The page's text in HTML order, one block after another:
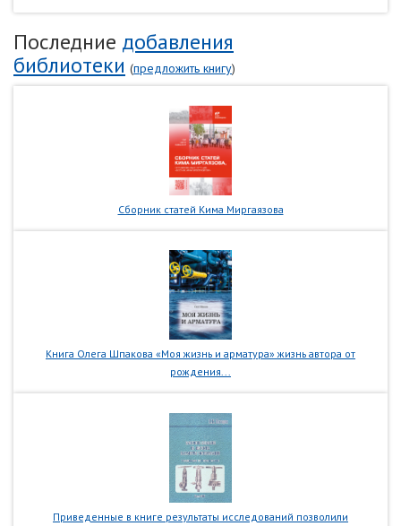
Последние добавления
библиотеки (предложить книгу)
Сборник статей Кима Миргаязова
Книга Олега Шпакова «Моя жизнь и арматура» жизнь автора от
рождения...
Приведенные в книге результаты исследований позволили